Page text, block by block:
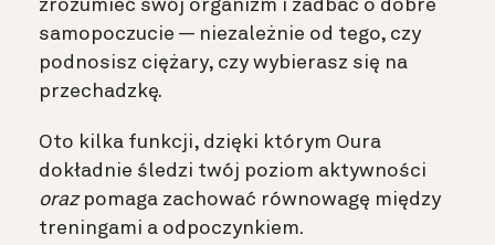
zrozumieć swój organizm i zadbać o dobre
samopoczucie — niezależnie od tego, czy
podnosisz ciężary, czy wybierasz się na
przechadzkę.
Oto kilka funkcji, dzięki którym Oura
dokładnie śledzi twój poziom aktywności
orazpomaga zachować równowagę między
treningami a odpoczynkiem.